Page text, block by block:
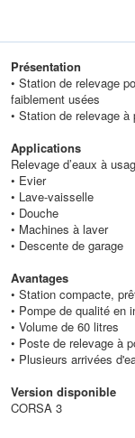
Présentation
• Station de relevage
faiblement usées
• Station de relevage à
Applications
Relevage d’eaux à
• Evier
• Lave-vaisselle
• Douche
• Machines à laver
• Descente de garage
Avantages
• Station compacte,
• Pompe de qualité en
• Volume de 60 litres
• Poste de relevage à
• Plusieurs arrivées
Conception
• Poids de la cuve : 8 kg
Version disponible
CORSA 3